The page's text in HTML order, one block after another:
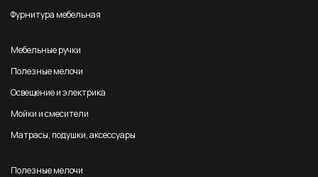
Фурнитура мебельная
Мебельные ручки
Полезные мелочи
Освещение и электрика
Мойки и смесители
Матрасы, подушки, аксессуары
Полезные мелочи